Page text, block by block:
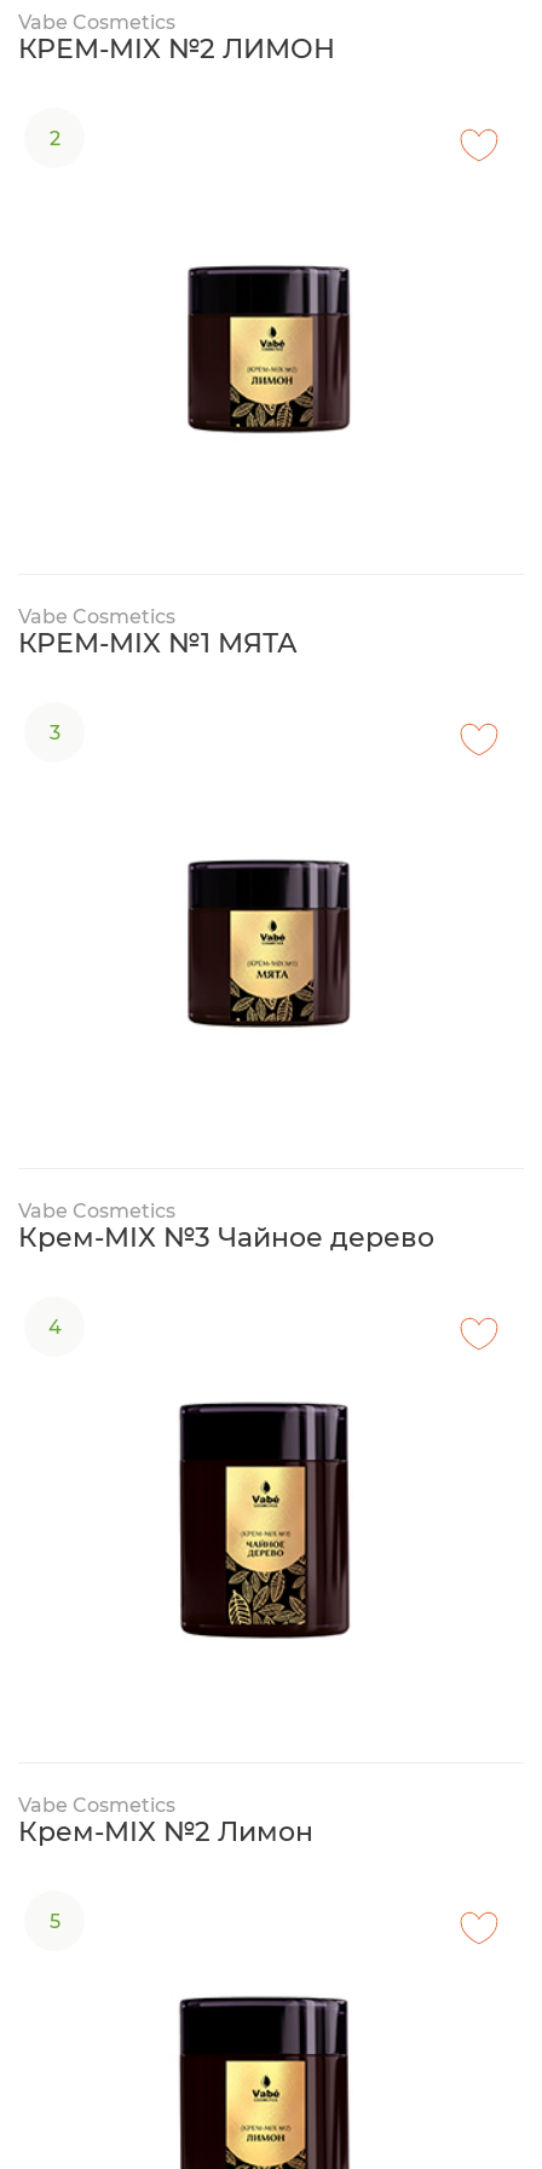
Vabe Cosmetics
КРЕМ-MIX №2 ЛИМОН
2
Vabe Cosmetics
КРЕМ-MIX №1 МЯТА
3
Vabe Cosmetics
Крем-MIX №3 Чайное дерево
4
Vabe Cosmetics
Крем-MIX №2 Лимон
5